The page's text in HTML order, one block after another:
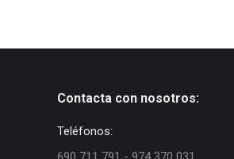
Contacta con nosotros:
Teléfonos: